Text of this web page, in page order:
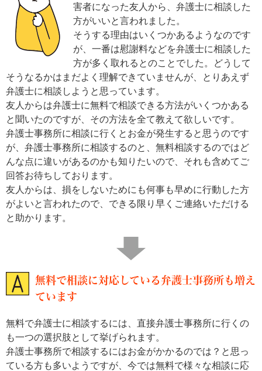
害者になった友人から、弁護士に相談した
方がいいと言われました。
そうする理由はいくつかあるようなのです
が、一番は慰謝料などを弁護士に相談した
方が多く取れるとのことでした。どうして
そうなるかはまだよく理解できていませんが、とりあえず
弁護士に相談しようと思っています。
友人からは弁護士に無料で相談できる方法がいくつかある
と聞いたのですが、その方法を全て教えて欲しいです。
弁護士事務所に相談に行くとお金が発生すると思うのです
が、弁護士事務所に相談するのと、無料相談するのではど
んな点に違いがあるのかも知りたいので、それも含めてご
回答お待ちしております。
友人からは、損をしないためにも何事も早めに行動した方
がよいと言われたので、できる限り早くご連絡いただける
と助かります。
無料で相談に対応している弁護士事務所も増え
ています
無料で弁護士に相談するには、直接弁護士事務所に行くの
も一つの選択肢として挙げられます。
弁護士事務所で相談するにはお金がかかるのでは？と思っ
ている方も多いようですが、今では無料で様々な相談に応